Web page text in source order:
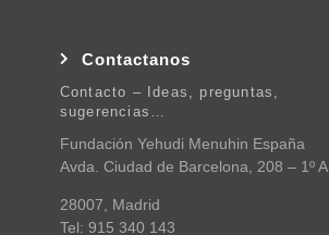
Contactanos
Contacto – Ideas, preguntas,
sugerencias…
Fundación Yehudi Menuhin España
Avda. Ciudad de Barcelona, 208 – 1º A
28007, Madrid
Tel: 915 340 143